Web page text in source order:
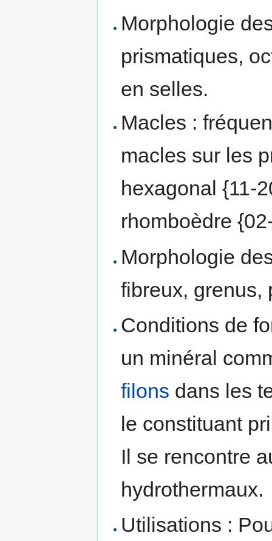
Morphologie
prismatiques,
en selles.
Macles :
macles sur les
hexagonal {11-
rhomboèdre
Morphologie
fibreux, grenus,
Conditions de
un minéral
filons dans les
le constituant
Il se rencontre
hydrothermaux.
Utilisations :